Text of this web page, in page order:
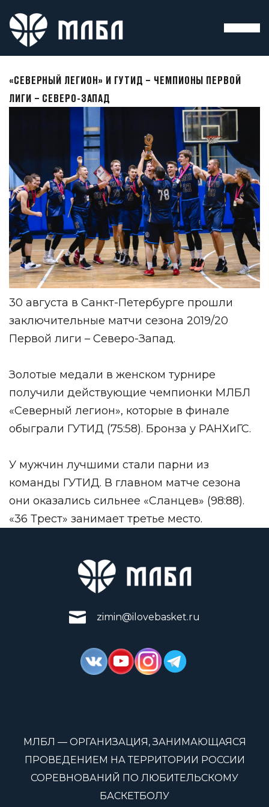
«СЕВЕРНЫЙ ЛЕГИОН» И ГУТИД – ЧЕМПИОНЫ ПЕРВОЙ
ЛИГИ – СЕВЕРО-ЗАПАД
30 августа в Санкт-Петербурге прошли
заключительные матчи сезона 2019/20
Первой лиги – Северо-Запад.
Золотые медали в женском турнире
получили действующие чемпионки МЛБЛ
«Северный легион», которые в финале
обыграли ГУТИД (75:58). Бронза у РАНХиГС.
У мужчин лучшими стали парни из
команды ГУТИД. В главном матче сезона
они оказались сильнее «Сланцев» (98:88).
«36 Трест» занимает третье место.
zimin@ilovebasket.ru
МЛБЛ — ОРГАНИЗАЦИЯ, ЗАНИМАЮЩАЯСЯ
ПРОВЕДЕНИЕМ НА ТЕРРИТОРИИ РОССИИ
СОРЕВНОВАНИЙ ПО ЛЮБИТЕЛЬСКОМУ
БАСКЕТБОЛУ